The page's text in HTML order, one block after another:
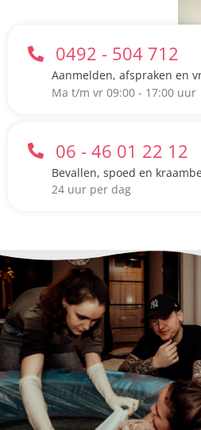
0492 - 504 712
Aanmelden, afspraken en
Ma t/m vr 09:00 - 17:00 uur
06 - 46 01 22 12
Bevallen, spoed en
24 uur per dag